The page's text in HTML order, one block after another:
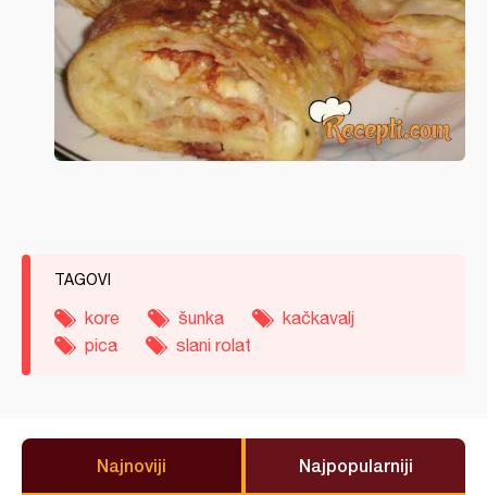
TAGOVI
kore šunka
kačkavalj
pica
slani rolat
Najnoviji Najpopularniji